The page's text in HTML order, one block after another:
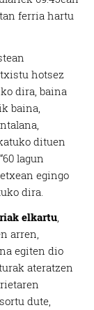
ferria hartu
hotsez
dira, baina
baina,
dituen
lagun
egingo
dira.
elkartu,
arren,
egiten dio
ateratzen
dute,